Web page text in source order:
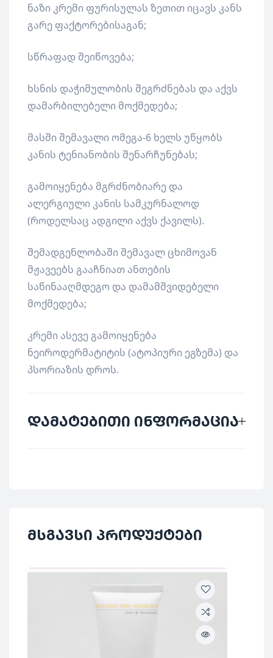
ნაზი კრემი ფურისულას ზეთით იცავს კანს
გარე ფაქტორებისაგან;
სწრაფად შეიწოვება;
ხსნის დაჭიმულობის შეგრძნებას და აქვს
დამარბილებელი მოქმედება;
მასში შემავალი ომეგა-6 ხელს უწყობს
კანის ტენიანობის შენარჩუნებას;
გამოიყენება მგრძნობიარე და
ალერგიული კანის სამკურნალოდ
(როდელსაც ადგილი აქვს ქავილს).
შემადგენლობაში შემავალ ცხიმოვან
მჟავეებს გააჩნიათ ანთების
საწინააღმდეგო და დამამშვიდებელი
მოქმედება;
კრემი ასევე გამოიყენება
ნეიროდერმატიტის (ატოპიური ეგზემა) და
პსორიაზის დროს.
დამატებითი ინფორმაცია
მსგავსი პროდუქტები